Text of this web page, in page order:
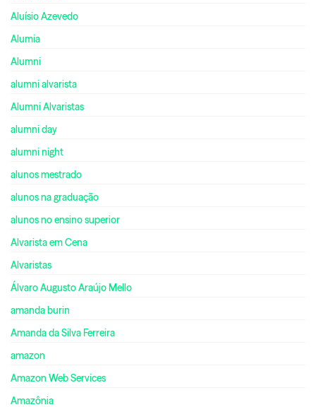
Aluísio Azevedo
Alumia
Alumni
alumni alvarista
Alumni Alvaristas
alumni day
alumni night
alunos mestrado
alunos na graduação
alunos no ensino superior
Alvarista em Cena
Alvaristas
Álvaro Augusto Araújo Mello
amanda burin
Amanda da Silva Ferreira
amazon
Amazon Web Services
Amazônia